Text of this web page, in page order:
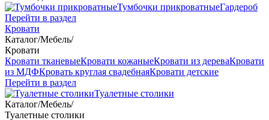
Тумбочки прикроватныеГардероб
Перейти в раздел
Кровати
Каталог/Мебель/
Кровати
Кровати тканевыеКровати кожаныеКровати из дереваКровати
из МДФКровать круглая свадебнаяКровати детские
Перейти в раздел
Туалетные столики
Каталог/Мебель/
Туалетные столики